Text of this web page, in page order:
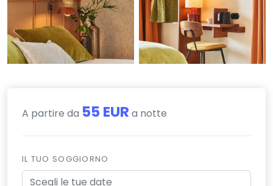
A partire da 55 EUR a notte
IL TUO SOGGIORNO